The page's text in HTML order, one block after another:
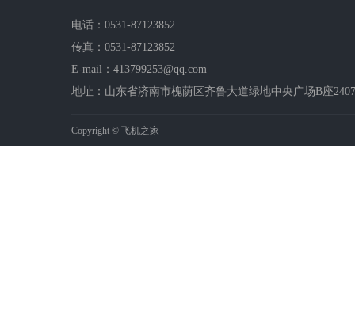
电话：0531-87123852
传真：0531-87123852
E-mail：413799253@qq.com
地址：山东省济南市槐荫区齐鲁大道绿地中央广场B座
Copyright © 飞机之家